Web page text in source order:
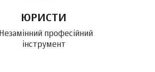
ЮРИСТИ
Незамінний професійний
інструмент